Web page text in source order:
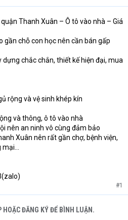
Thanh Xuân – Ô tô vào nhà – Giá
gần chỗ con học nên cần bán gấp
dựng chắc chắn, thiết kế hiện đại, mua
rộng và vệ sinh khép kín
và thông, ô tô vào nhà
nên an ninh vô cùng đảm bảo
Xuân nên rất gần chợ, bệnh viện,
mại…
#1
HOẶC ĐĂNG KÝ ĐỂ BÌNH LUẬN.